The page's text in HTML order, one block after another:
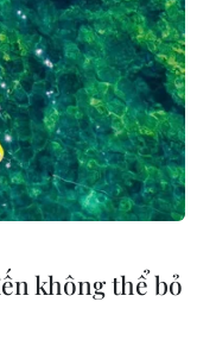
không thể bỏ